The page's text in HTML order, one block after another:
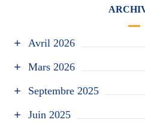
Avril 2026
Mars 2026
Septembre 2025
Juin 2025